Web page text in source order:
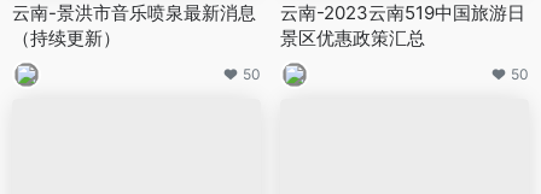
云南-景洪市音乐喷泉最新消息
（持续更新）
50
云南-2023云南519中国旅游日
景区优惠政策汇总
50